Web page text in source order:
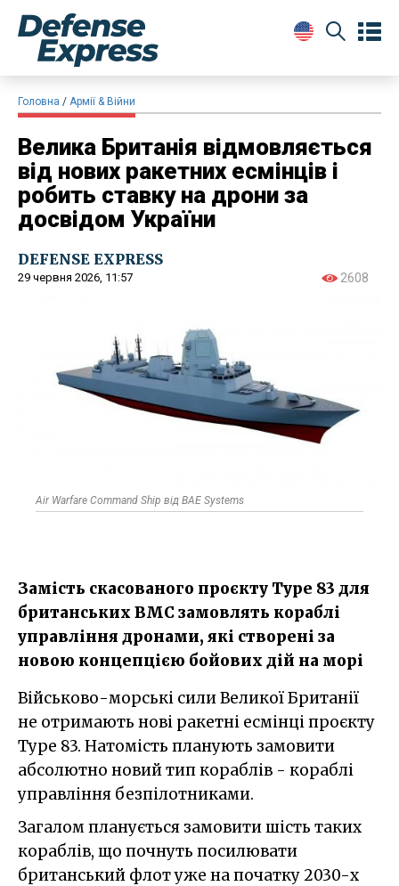
Головна Армії & Війни
Велика Британія відмовляється
від нових ракетних есмінців і
робить ставку на дрони за
досвідом України
DEFENSE EXPRESS
29 червня 2026, 11:57 2608
Air Warfare Command Ship від BAE Systems
Замість скасованого проєкту Type 83 для
британських ВМС замовлять кораблі
управління дронами, які створені за
новою концепцією бойових дій на морі
Військово-морські сили Великої Британії
не отримають нові ракетні есмінці проєкту
Type 83. Натомість планують замовити
абсолютно новий тип кораблів - кораблі
управління безпілотниками.
Загалом планується замовити шість таких
кораблів, що почнуть посилювати
британський флот уже на початку 2030-х